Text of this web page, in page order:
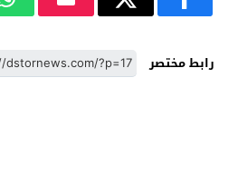
رابط مختصر